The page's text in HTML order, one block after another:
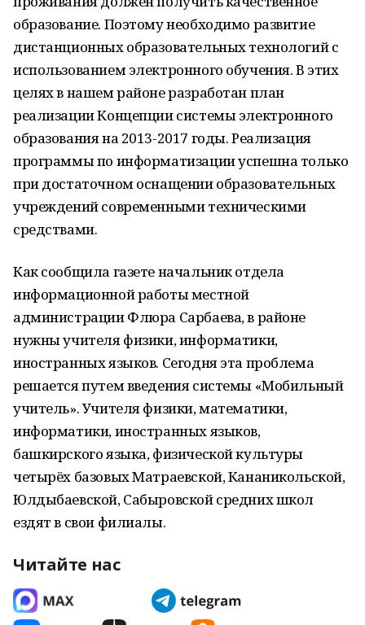
образование. Поэтому необходимо развитие
дистанционных образовательных технологий с
использованием электронного обучения. В этих
целях в нашем районе разработан план
реализации Концепции системы электронного
образования на 2013-2017 годы. Реализация
программы по информатизации успешна только
при достаточном оснащении образовательных
учреждений современными техническими
средствами.
Как сообщила газете начальник отдела
информационной работы местной
администрации Флюра Сарбаева, в районе
нужны учителя физики, информатики,
иностранных языков. Сегодня эта проблема
решается путем введения системы «Мобильный
учитель». Учителя физики, математики,
информатики, иностранных языков,
башкирского языка, физической культуры
четырёх базовых Матраевской, Кананикольской,
Юлдыбаевской, Сабыровской средних школ
ездят в свои филиалы.
Читайте нас